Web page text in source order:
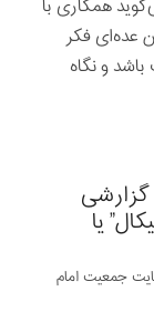
همکاری با
عده‌ای فکر
و نگاه
طی گزارشی
یا
جمعیت امام